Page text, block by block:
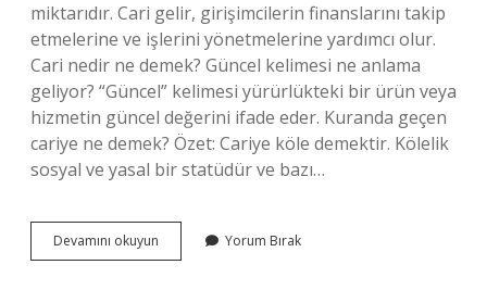
miktarıdır. Cari gelir, girişimcilerin finanslarını takip
etmelerine ve işlerini yönetmelerine yardımcı olur.
Cari nedir ne demek? Güncel kelimesi ne anlama
geliyor? “Güncel” kelimesi yürürlükteki bir ürün veya
hizmetin güncel değerini ifade eder. Kuranda geçen
cariye ne demek? Özet: Cariye köle demektir. Kölelik
sosyal ve yasal bir statüdür ve bazı…
Devamını okuyun
Ne
Yorum Bırak